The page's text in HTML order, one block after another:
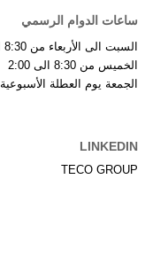
ساعات الدوام الرسمي
السبت الى الأربعاء من 8:30 الى 5:30
الخميس من 8:30 الى 2:00
الجمعة يوم العطلة الأسبوعية
LINKEDIN
TECO GROUP